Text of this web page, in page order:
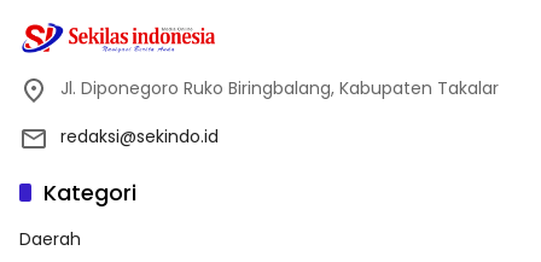
Jl. Diponegoro Ruko Biringbalang, Kabupaten Takalar
redaksi@sekindo.id
Kategori
Daerah